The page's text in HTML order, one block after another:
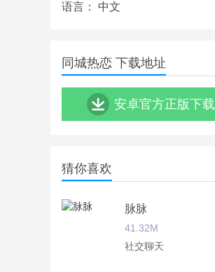
语言： 中文
同城热恋 下载地址
安卓官方正版下载
猜你喜欢
脉脉
41.32M
社交聊天